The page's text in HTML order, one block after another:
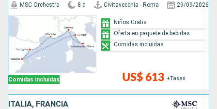
Comidas incluidas
MSC Orchestra 8 d Civitavecchia - Roma 29/09/2026
US$ 613 +Tasas
Niños Gratis
Oferta en paquete de bebidas
Comidas incluidas
ITALIA, FRANCIA